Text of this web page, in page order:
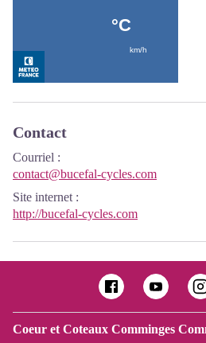
Contact
Courriel :
contact@bucefal-cycles.com
Site internet :
http://bucefal-cycles.com
Coeur et Coteaux Comminges